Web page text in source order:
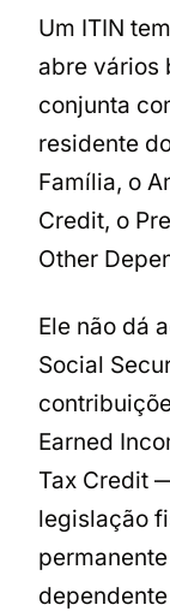
Um ITIN
abre vários
conjunta
residente
Família, o
Credit, o
Other
Ele não dá
Social
Earned
Tax Credit
legislação